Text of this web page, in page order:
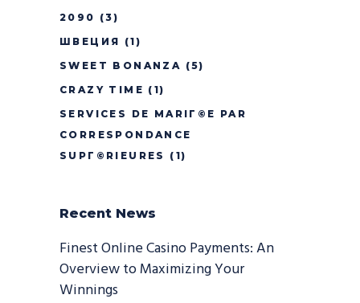
2090 (3)
ШВЕЦИЯ (1)
SWEET BONANZA (5)
CRAZY TIME (1)
SERVICES DE MARIГ©E PAR
CORRESPONDANCE
SUPГ©RIEURES
(1)
Recent News
Finest Online Casino Payments: An
Overview to Maximizing Your
Winnings